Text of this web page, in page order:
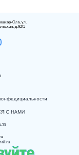
Ола, ул.
д.92/1
С НАМИ
30